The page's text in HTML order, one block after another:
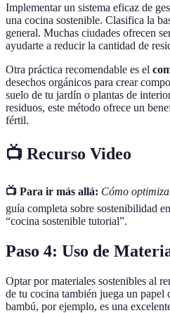
Implementar un sistema eficaz de
una cocina sostenible. Clasifica la
general. Muchas ciudades ofrecen
ayudarte a reducir la cantidad de
Otra práctica recomendable es el
desechos orgánicos para crear
suelo de tu jardín o plantas de
residuos, este método ofrece un
fértil.
📺 Recurso Video
📺 Para ir más allá: Cómo
guía completa sobre sostenibilidad
“cocina sostenible tutorial”.
Paso 4: Uso de
Optar por materiales sostenibles al
de tu cocina también juega un papel
bambú, por ejemplo, es una